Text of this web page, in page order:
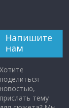
Напишите
нам
Хотите
поделиться
новостью,
прислать тему